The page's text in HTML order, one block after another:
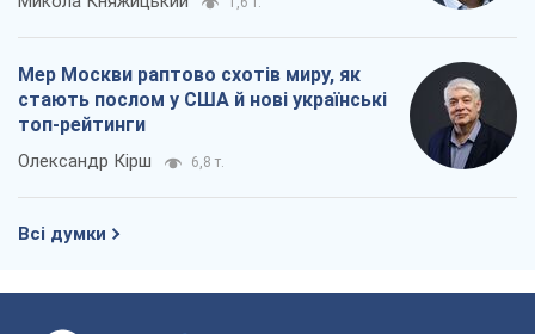
Мер Москви раптово схотів миру, як
стають послом у США й нові українські
топ-рейтинги
Олександр Кірш 6,8 т.
Всі думки